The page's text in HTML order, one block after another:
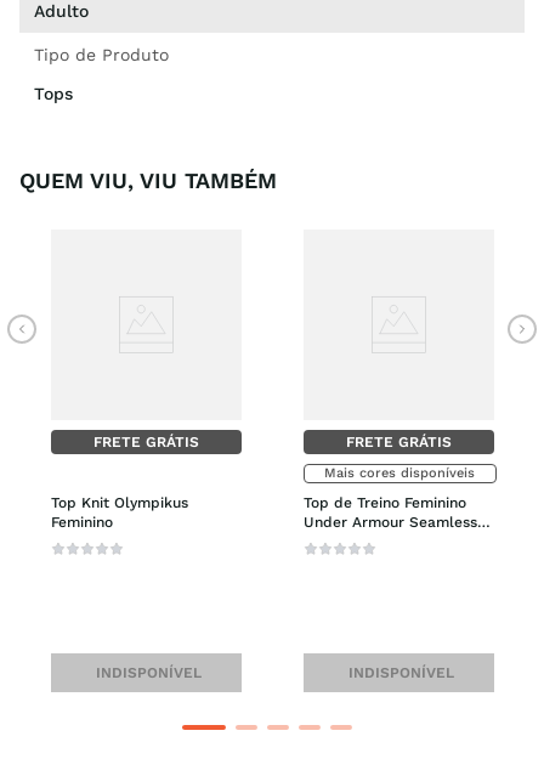
Adulto
Tipo de Produto
Tops
QUEM VIU, VIU TAMBÉM
FRETE GRÁTIS
Top Knit Olympikus
Feminino
INDISPONÍVEL
FRETE GRÁTIS
Mais cores disponíveis
Top de Treino Feminino
Under Armour Seamless
Low Long Bra
INDISPONÍVEL